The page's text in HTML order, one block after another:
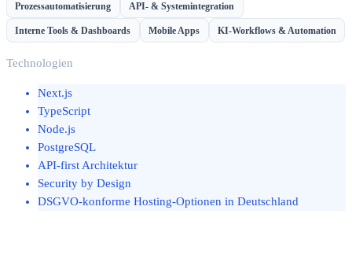
Prozessautomatisierung API- & Systemintegration
Interne Tools & Dashboards Mobile Apps KI-Workflows & Automation
Technologien
Next.js
TypeScript
Node.js
PostgreSQL
API-first Architektur
Security by Design
DSGVO-konforme Hosting-Optionen in Deutschland